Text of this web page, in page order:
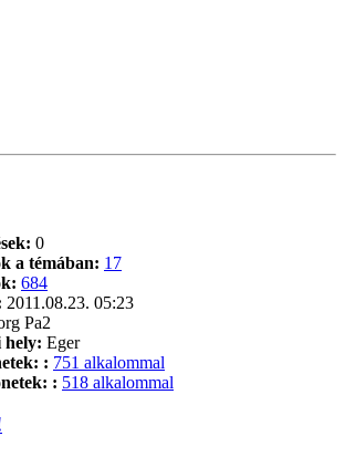
0
a témában: 17
684
2011.08.23. 05:23
Pa2
hely: Eger
: 751 alkalommal
: 518 alkalommal